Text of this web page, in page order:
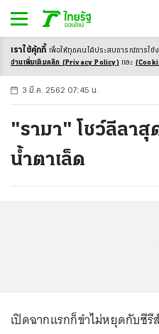
-ก ก ก+
3 มี.ค. 2562 07:45 น.
"รามา" โชว์ลีลาสุ
น้ำตาเล็ด
เปิดฉากแรกก็ขำไม่หยุดกับซีรี
เราใช้คุ้กกี้ เพื่อให้ทุกคนได้ประสบการณ์การใช้
อ่านเพิ่มเติมคลิก (Privacy Policy) และ